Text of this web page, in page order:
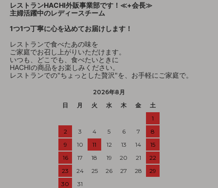
レストランHACHI外販事業部です！≪+会長≫
主婦活躍中のレディースチーム
1つ1つ丁寧に心を込めてお届けします！
レストランで食べたあの味を
ご家庭でお召し上がりいただけます。
いつも、どこでも、食べたいときに
HACHIの商品をお楽しみください。
レストランでの"ちょっとした贅沢"を、お手軽にご家庭で。
2026年8月
日
月 火 水 木 金
土
1
2
3 4 5 6 7
8
9
10 11 12 13 14
15
16
17 18 19 20 21
22
23
24 25 26 27 28
29
30
31